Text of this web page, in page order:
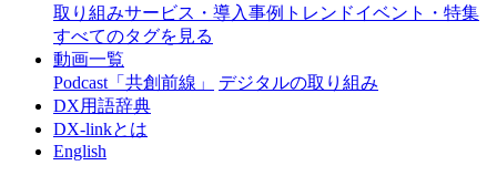
取り組みサービス・導入事例 トレンドイベント・特集
すべてのタグを見る
動画一覧
Podcast「共創前線」
デジタルの取り組み
DX用語辞典
DX-linkとは
English